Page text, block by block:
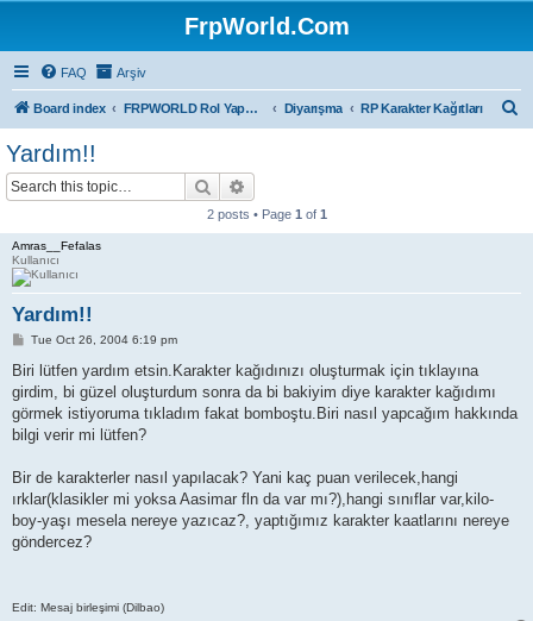
FrpWorld.Com
FAQ Arşiv
Board index FRPWORLD Rol Yapma Oyunları Diyarışma RP Karakter Kağıtları
Yardım!!
Search
2 posts • Page 1 of 1
Amras__Fefalas
Kullanıcı
Yardım!!
P
s
Tue Oct 26, 2004 6:19 pm
Biri lütfen yardım etsin.Karakter kağıdınızı oluşturmak için tıklayına
girdim, bi güzel oluşturdum sonra da bi bakiyim diye karakter kağıdımı
görmek istiyoruma tıkladım fakat bomboştu.Biri nasıl yapcağım hakkında
bilgi verir mi lütfen?
Bir de karakterler nasıl yapılacak? Yani kaç puan verilecek,hangi
ırklar(klasikler mi yoksa Aasimar fln da var mı?),hangi sınıflar var,kilo-
boy-yaşı mesela nereye yazıcaz?, yaptığımız karakter kaatlarını nereye
göndercez?
Edit: Mesaj birleşimi (Dilbao)